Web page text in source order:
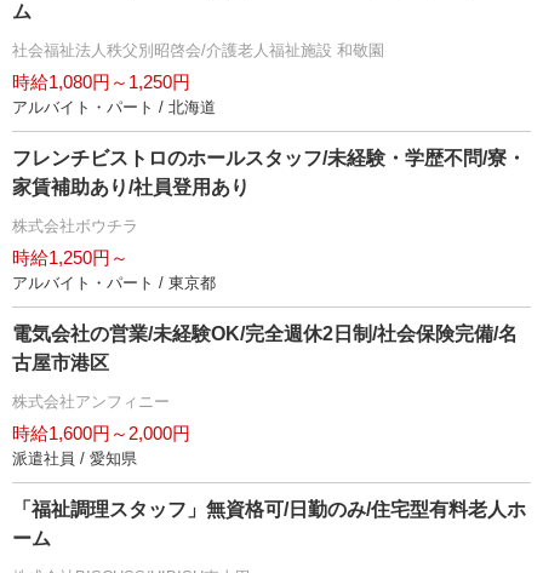
ム
社会福祉法人秩父別昭啓会/介護老人福祉施設 和敬園
時給1,080円～1,250円
アルバイト・パート / 北海道
フレンチビストロのホールスタッフ/未経験・学歴不問/寮・
家賃補助あり/社員登用あり
株式会社ボウチラ
時給1,250円～
アルバイト・パート / 東京都
電気会社の営業/未経験OK/完全週休2日制/社会保険完備/名
古屋市港区
株式会社アンフィニー
時給1,600円～2,000円
派遣社員 / 愛知県
「福祉調理スタッフ」無資格可/日勤のみ/住宅型有料老人ホ
ーム